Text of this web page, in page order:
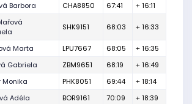
Barbora CHA8850 67:41 + 16:11
SHK9151 68:03 + 16:33
Marta LPU7667 68:05
+ 16:35
Gabriela ZBM9651 68:19
+ 16:49
Monika PHK8051 69:44
+ 18:14
Adéla BOR9161 70:09
+ 18:39